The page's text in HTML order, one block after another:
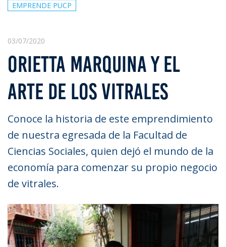
EMPRENDE PUCP
03/07/2020
ORIETTA MARQUINA Y EL
ARTE DE LOS VITRALES
Conoce la historia de este emprendimiento
de nuestra egresada de la Facultad de
Ciencias Sociales, quien dejó el mundo de la
economía para comenzar su propio negocio
de vitrales.